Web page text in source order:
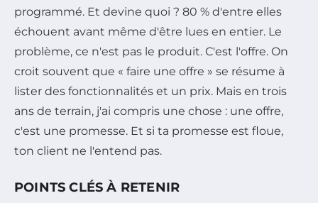
programmé. Et devine quoi ? 80 % d'entre elles
échouent avant même d'être lues en entier. Le
problème, ce n'est pas le produit. C'est l'offre. On
croit souvent que « faire une offre » se résume à
lister des fonctionnalités et un prix. Mais en trois
ans de terrain, j'ai compris une chose : une offre,
c'est une promesse. Et si ta promesse est floue,
ton client ne l'entend pas.
POINTS CLÉS À RETENIR